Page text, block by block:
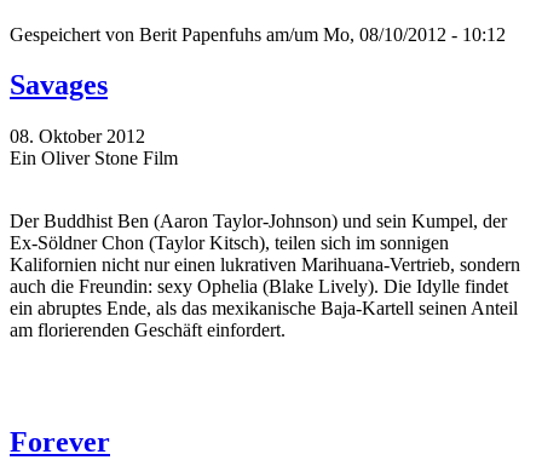
Gespeichert von Berit Papenfuhs am/um Mo, 08/10/2012 - 10:12
Savages
08. Oktober 2012
Ein Oliver Stone Film
Der Buddhist Ben (Aaron Taylor-Johnson) und sein Kumpel, der
Ex-Söldner Chon (Taylor Kitsch), teilen sich im sonnigen
Kalifornien nicht nur einen lukrativen Marihuana-Vertrieb, sondern
auch die Freundin: sexy Ophelia (Blake Lively). Die Idylle findet
ein abruptes Ende, als das mexikanische Baja-Kartell seinen Anteil
am florierenden Geschäft einfordert.
Forever